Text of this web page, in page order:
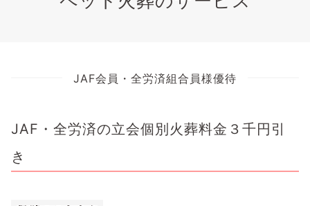
JAF会員・全労済組合員様優待
JAF・全労済の立会個別火葬料金３千円引
き